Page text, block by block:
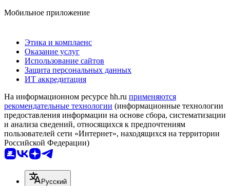
Мобильное приложение
Этика и комплаенс
Оказание услуг
Использование сайтов
Защита персональных данных
ИТ аккредитация
На информационном ресурсе hh.ru применяются
рекомендательные технологии (информационные технологии
предоставления информации на основе сбора, систематизации
и анализа сведений, относящихся к предпочтениям
пользователей сети «Интернет», находящихся на территории
Российской Федерации)
Русский